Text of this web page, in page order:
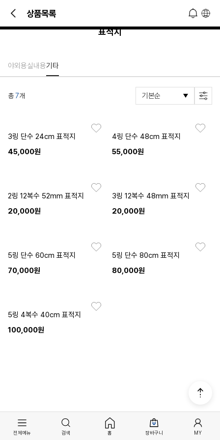
오늘 하루 열지 않기
상품목록
표적지
야외용실내용기타
총7개
3링 단수 24cm 표적지
45,000원
4링 단수 48cm 표적지
55,000원
2링 12복수 52mm 표적지
20,000원
3링 12복수 48mm 표적지
20,000원
5링 단수 60cm 표적지
70,000원
5링 단수 80cm 표적지
80,000원
5링 4복수 40cm 표적지
100,000원
전체메뉴 검색 홈 장바구니 MY